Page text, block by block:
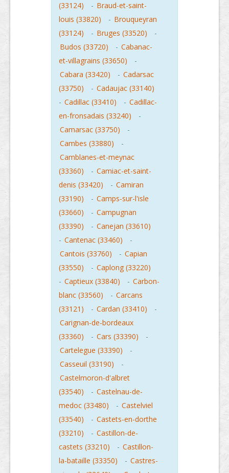
(33124)
- Braud-et-saint-
louis (33820)
- Brouqueyran
(33124)
- Bruges (33520)
-
Budos (33720)
- Cabanac-
et-villagrains (33650)
-
Cabara (33420)
- Cadarsac
(33750)
- Cadaujac (33140)
- Cadillac (33410) - Cadillac-
en-fronsadais (33240)
-
Camarsac (33750)
-
Cambes (33880)
-
Camblanes-et-meynac
(33360)
- Camiac-et-saint-
denis (33420)
- Camiran
(33190)
- Camps-sur-l'isle
(33660)
- Campugnan
(33390)
- Canejan (33610)
- Cantenac (33460)
-
Cantois (33760)
- Capian
(33550)
- Caplong (33220)
- Captieux (33840) - Carbon-
blanc (33560)
- Carcans
(33121)
- Cardan (33410)
-
Carignan-de-bordeaux
(33360)
- Cars (33390)
-
Cartelegue (33390)
-
Casseuil (33190)
-
Castelmoron-d'albret
(33540)
- Castelnau-de-
medoc (33480)
- Castelviel
(33540)
- Castets-en-dorthe
(33210)
- Castillon-de-
castets (33210)
- Castillon-
la-bataille (33350)
- Castres-